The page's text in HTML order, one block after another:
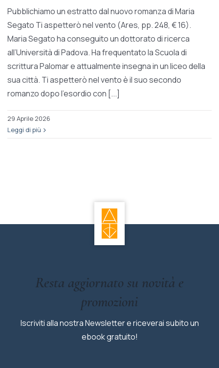
Pubblichiamo un estratto dal nuovo romanza di Maria
Segato Ti aspetterò nel vento (Ares, pp. 248, € 16).
Maria Segato ha conseguito un dottorato di ricerca
all’Università di Padova. Ha frequentato la Scuola di
scrittura Palomar e attualmente insegna in un liceo della
sua città. Ti aspetterò nel vento è il suo secondo
romanzo dopo l’esordio con [...]
29 Aprile 2026
Leggi di più
Resta aggiornato su novità e
promozioni
Iscriviti alla nostra Newsletter e riceverai subito un
ebook gratuito!